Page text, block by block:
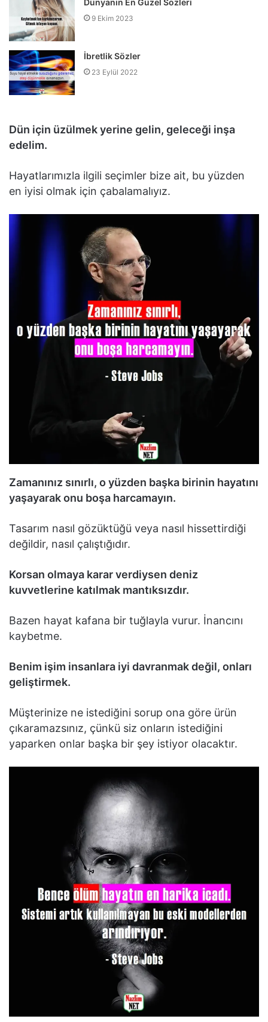
9 Ekim 2023
İbretlik Sözler
23 Eylül 2022
Dün için üzülmek yerine gelin, geleceği inşa
edelim.
Hayatlarımızla ilgili seçimler bize ait, bu yüzden
en iyisi olmak için çabalamalıyız.
Zamanınız sınırlı, o yüzden başka birinin hayatını
yaşayarak onu boşa harcamayın.
Tasarım nasıl gözüktüğü veya nasıl hissettirdiği
değildir, nasıl çalıştığıdır.
Korsan olmaya karar verdiysen deniz
kuvvetlerine katılmak mantıksızdır.
Bazen hayat kafana bir tuğlayla vurur. İnancını
kaybetme.
Benim işim insanlara iyi davranmak değil, onları
geliştirmek.
Müşterinize ne istediğini sorup ona göre ürün
çıkaramazsınız, çünkü siz onların istediğini
yaparken onlar başka bir şey istiyor olacaktır.